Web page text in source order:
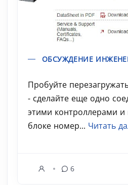
ОБСУЖДЕНИЕ
Пробуйте
- сделайте еще одно
этими контроллерами
блоке номер... Читать
6